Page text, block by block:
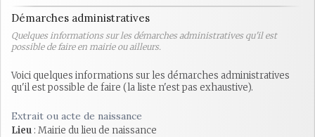
Démarches administratives
Quelques informations sur les démarches administratives qu'il est
possible de faire en mairie ou ailleurs.
Voici quelques informations sur les démarches administratives
qu'il est possible de faire (la liste n'est pas exhaustive).
Extrait ou acte de naissance
Lieu : Mairie du lieu de naissance